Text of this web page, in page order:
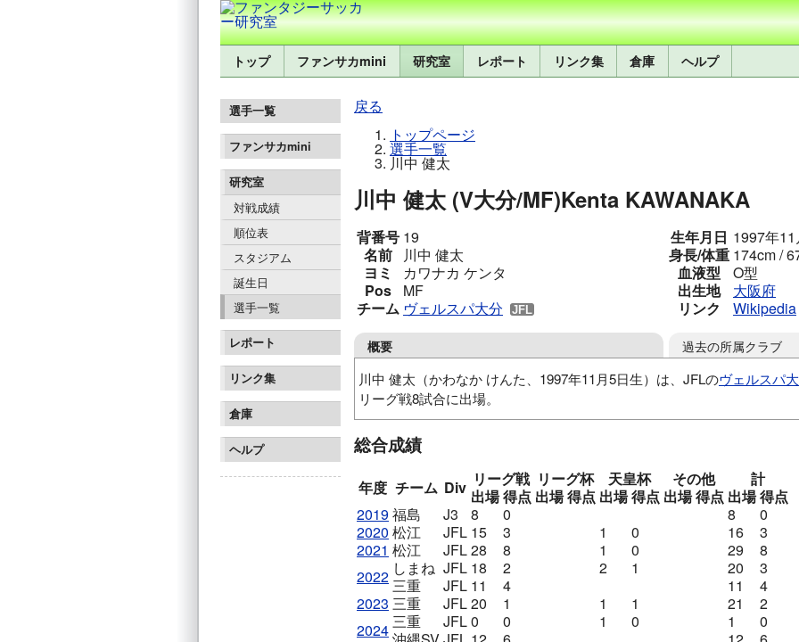
トップ ファンサカmini 研究室 レポート リンク集 倉庫 ヘルプ
選手一覧
ファンサカmini
研究室
対戦成績
順位表
スタジアム
誕生日
選手一覧
レポート
リンク集
倉庫
ヘルプ
戻る
トップページ
選手一覧
川中 健太
川中 健太 (V大分/MF)Kenta KAWANAKA
背番号 19
名前
川中 健太
ヨミ
カワナカ ケンタ
Pos
MF
チーム ヴェルスパ大分
生年月日 1997年11
身長/体重 174cm /
血液型
O型
出生地
大阪府
リンク
Wikipedia
概要
川中 健太（かわなか けんた、1997年11月5日生）は、JFLのヴェルスパ
リーグ戦8試合に出場。
過去の所属クラブ
福島ユナイテッドFC
総合成績
年度 チーム Div リーグ戦 リーグ杯 天皇杯 その他
計
出場得点 出場得点 出場得点 出場得点 出場得点
2019福島 J3 8 0 8
0
2020 松江 JFL 15 3 1 0 16
3
2021 松江 JFL28 8 1 0 29
8
2022 しまね JFL 18 2 2 1 20
3
三重
JFL 11 4 11
4
2023 三重 JFL20 1 1 1 21
2
2024三重 JFL0 0 1 0 1
0